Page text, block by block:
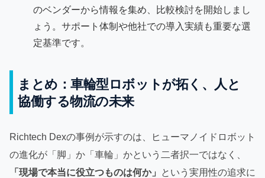
のベンダーから情報を集め、比較検討を開始しまし
ょう。サポート体制や他社での導入実績も重要な選
定基準です。
まとめ：車輪型ロボットが拓く、人と
協働する物流の未来
Richtech Dexの事例が示すのは、ヒューマノイドロボット
の進化が「脚」か「車輪」かという二者択一ではなく、
「現場で本当に役立つものは何か」
という実用性の追求に